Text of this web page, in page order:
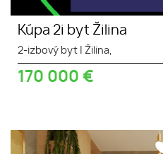
Kúpa 2i byt Žilina
2-izbový byt Žilina,
170 000 €
Kúpa 2 izbový byt Žilina